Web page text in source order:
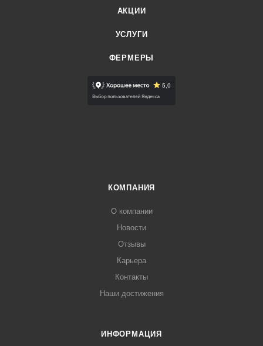
АКЦИИ
УСЛУГИ
ФЕРМЕРЫ
КОМПАНИЯ
О компании
Новости
Отзывы
Карьера
Контакты
Наши достижения
ИНФОРМАЦИЯ